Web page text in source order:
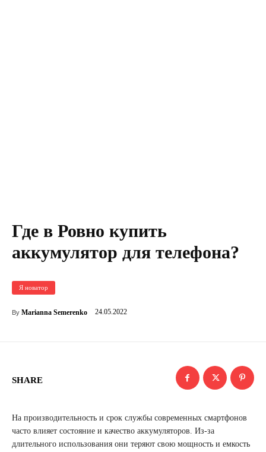
Где в Ровно купить
аккумулятор для телефона?
Я новатор
By Marianna Semerenko 24.05.2022
SHARE
На производительность и срок службы современных смартфонов
часто влияет состояние и качество аккумуляторов. Из-за
длительного использования они теряют свою мощность и емкость